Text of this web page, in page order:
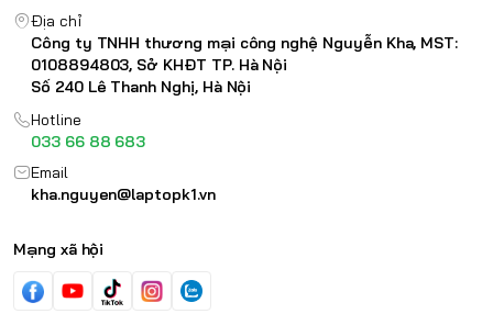
Địa chỉ
Công ty TNHH thương mại công nghệ Nguyễn Kha, MST:
0108894803, Sở KHĐT TP. Hà Nội
Số 240 Lê Thanh Nghị, Hà Nội
Hotline
033 66 88 683
Email
kha.nguyen@laptopk1.vn
Mạng xã hội